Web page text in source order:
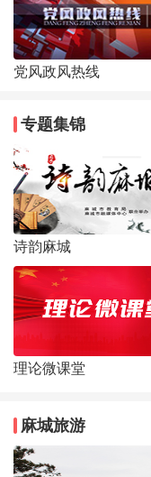
党风政风热线
专题集锦
诗韵麻城
理论微课堂
麻城旅游